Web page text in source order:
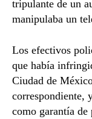
tripulante de un
manipulaba un
Los efectivos
que había
Ciudad de
correspondiente,
como garantía de